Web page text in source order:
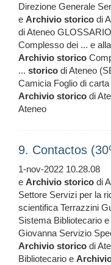
Direzione Generale
e Archivio storico di
di Ateneo
Complesso dei ... e
Archivio storico
... storico di Ateneo
Camicia Foglio di
Archivio storico di
Ateneo
9. Contactos
1-nov-2022 10.28.08
e Archivio storico di
Settore Servizi per la
scientifica Terrazzini
Sistema Bibliotecario e
Giovanna Servizio
Archivio storico di
Bibliotecario e